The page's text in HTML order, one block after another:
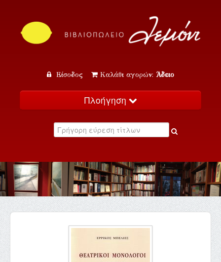
Είσοδος Καλάθι αγορών: Άδειο
Πλοήγηση
Κατάλογος
Εκδηλώσεις
Επικοινωνία